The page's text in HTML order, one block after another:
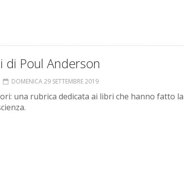
di Poul Anderson
DOMENICA 29 SETTEMBRE 2019
una rubrica dedicata ai libri che hanno fatto la